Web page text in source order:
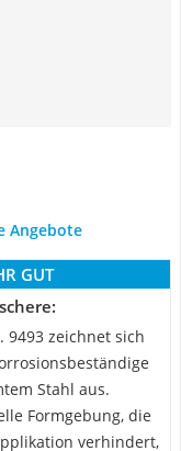
Angebote
GUT
9493 zeichnet sich
Stahl aus.
Formgebung, die
verhindert,